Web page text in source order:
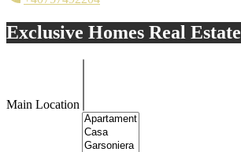
Exclusive Homes Real Estate
Main Location